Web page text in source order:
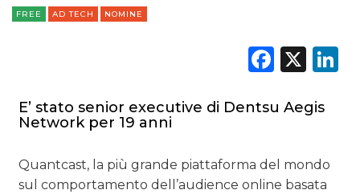
PREVISIONI/SCENARI
TREND
OPINIONI
FREE AD TECH NOMINE
X
E’ stato senior executive di Dentsu Aegis
Network per 19 anni
Quantcast, la più grande piattaforma del mondo
sul comportamento dell’audience online basata